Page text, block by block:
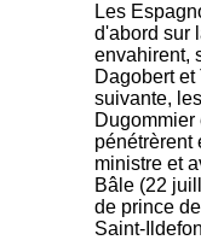
Les
d'abord sur
envahirent,
Dagobert et
suivante,
Dugommier
pénétrèrent
ministre et
Bâle (22
de prince
Saint-